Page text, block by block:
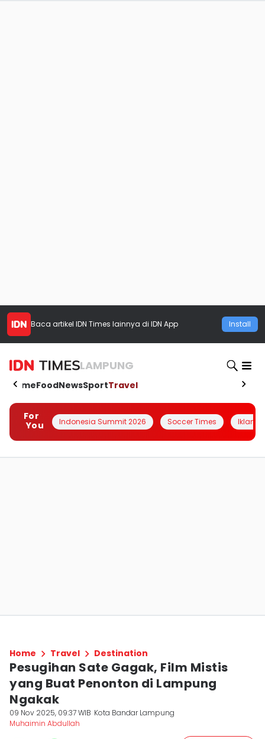
Baca artikel IDN Times lainnya di IDN App Install
LAMPUNG
HomeFoodNewsSportTravel
For
You
Indonesia Summit 2026 Soccer Times Iklanin
Home Travel Destination
Pesugihan Sate Gagak, Film Mistis
yang Buat Penonton di Lampung
Ngakak
09 Nov 2025, 09:37 WIB Kota Bandar Lampung
Muhaimin Abdullah